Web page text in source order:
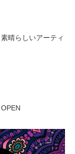
晴らしいアーティ